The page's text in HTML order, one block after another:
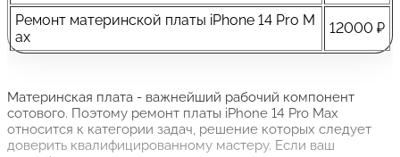
Ремонт материнской платы iPhone 14 Pro M
ax
12000 ₽
Материнская плата - важнейший рабочий компонент
сотового. Поэтому ремонт платы iPhone 14 Pro Max
относится к категории задач, решение которых следует
доверить квалифицированному мастеру. Если ваш